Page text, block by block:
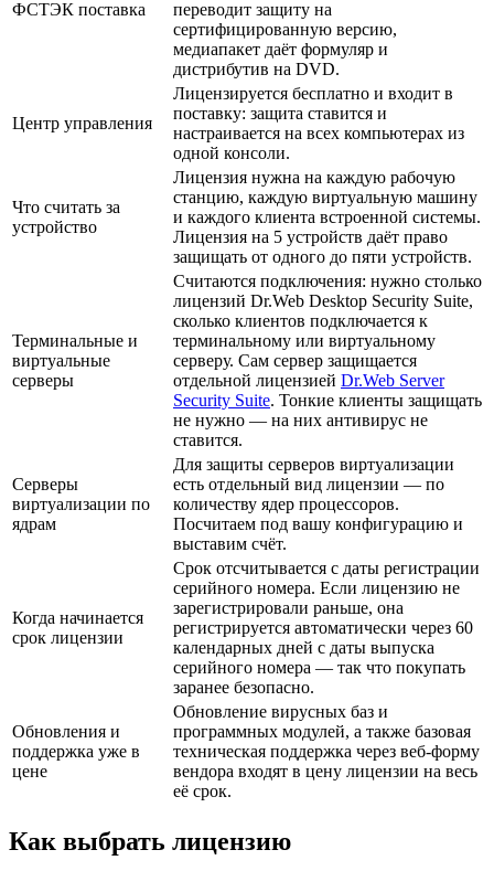
ФСТЭК поставка
переводит защиту на
сертифицированную версию,
медиапакет даёт формуляр и
дистрибутив на DVD.
Центр управления
Лицензируется бесплатно и входит в
поставку: защита ставится и
настраивается на всех компьютерах из
одной консоли.
Что считать за
устройство
Лицензия нужна на каждую рабочую
станцию, каждую виртуальную машину
и каждого клиента встроенной системы.
Лицензия на 5 устройств даёт право
защищать от одного до пяти устройств.
Терминальные и
виртуальные
серверы
Считаются подключения: нужно столько
лицензий Dr.Web Desktop Security Suite,
сколько клиентов подключается к
терминальному или виртуальному
серверу. Сам сервер защищается
отдельной лицензией Dr.Web Server
Security Suite. Тонкие клиенты защищать
не нужно — на них антивирус не
ставится.
Серверы
виртуализации по
ядрам
Для защиты серверов виртуализации
есть отдельный вид лицензии — по
количеству ядер процессоров.
Посчитаем под вашу конфигурацию и
выставим счёт.
Когда начинается
срок лицензии
Срок отсчитывается с даты регистрации
серийного номера. Если лицензию не
зарегистрировали раньше, она
регистрируется автоматически через 60
календарных дней с даты выпуска
серийного номера — так что покупать
заранее безопасно.
Обновления и
поддержка уже в
цене
Обновление вирусных баз и
программных модулей, а также базовая
техническая поддержка через веб-форму
вендора входят в цену лицензии на весь
её срок.
Как выбрать лицензию